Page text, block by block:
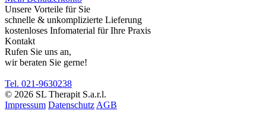
Unsere Vorteile für Sie
schnelle & unkomplizierte Lieferung
kostenloses Infomaterial für Ihre Praxis
Kontakt
Rufen Sie uns an,
wir beraten Sie gerne!
Tel. 021-9630238
© 2026 SL Therapit S.a.r.l.
Impressum Datenschutz AGB